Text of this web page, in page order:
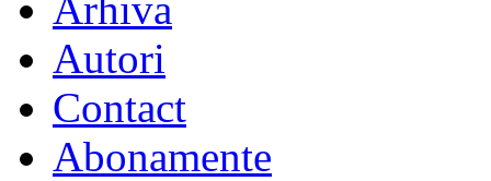
Autori
Contact
Abonamente